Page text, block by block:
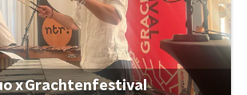
x Grachtenfestival